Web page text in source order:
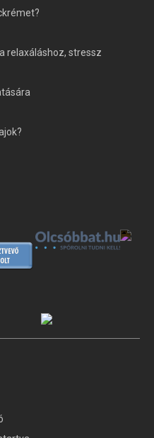
relaxáláshoz, stressz